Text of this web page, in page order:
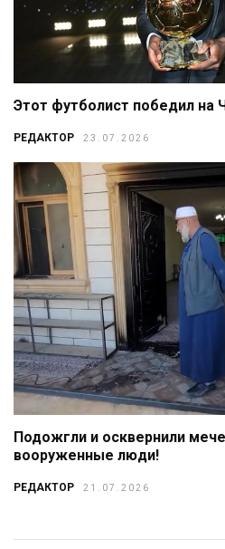
Этот футболист победил на
РЕДАКТОР 23.07.2026
Подожгли и осквернили
вооруженные люди!
РЕДАКТОР 21.07.2026